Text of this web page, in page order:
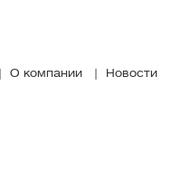
О компании Новости